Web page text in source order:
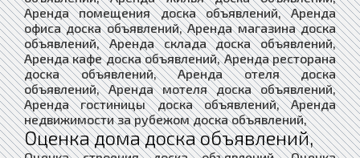
Аренда помещения доска объявлений, Аренда
офиса доска объявлений, Аренда магазина доска
объявлений, Аренда склада доска объявлений,
Аренда кафе доска объявлений, Аренда ресторана
доска объявлений, Аренда отеля доска
объявлений, Аренда мотеля доска объявлений,
Аренда гостиницы доска объявлений, Аренда
недвижимости за рубежом доска объявлений,
Оценка дома доска объявлений,